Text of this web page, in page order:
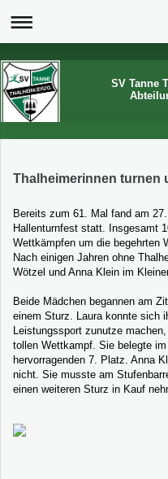
SV Tanne
Thalheimerinnen turnen
Bereits zum 61. Mal fand am
Hallenturnfest statt. Insgesamt
Wettkämpfen um die begehrten
Nach einigen Jahren ohne
Wötzel und Anna Klein im
Beide Mädchen begannen am
einem Sturz. Laura konnte sich
Leistungssport zunutze
tollen Wettkampf. Sie belegte
hervorragenden 7. Platz. Anna
nicht. Sie musste am
einen weiteren Sturz in Kauf